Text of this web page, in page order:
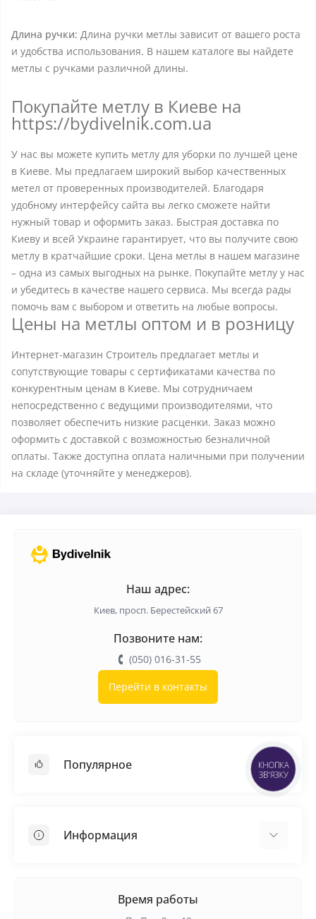
Длина ручки: Длина ручки метлы зависит от вашего роста
и удобства использования. В нашем каталоге вы найдете
метлы с ручками различной длины.
Покупайте метлу в Киеве на
https://bydivelnik.com.ua
У нас вы можете купить метлу для уборки по лучшей цене
в Киеве. Мы предлагаем широкий выбор качественных
метел от проверенных производителей. Благодаря
удобному интерфейсу сайта вы легко сможете найти
нужный товар и оформить заказ. Быстрая доставка по
Киеву и всей Украине гарантирует, что вы получите свою
метлу в кратчайшие сроки. Цена метлы в нашем магазине
– одна из самых выгодных на рынке. Покупайте метлу у нас
и убедитесь в качестве нашего сервиса. Мы всегда рады
помочь вам с выбором и ответить на любые вопросы.
Цены на метлы оптом и в розницу
Интернет-магазин Строитель предлагает метлы и
сопутствующие товары с сертификатами качества по
конкурентным ценам в Киеве. Мы сотрудничаем
непосредственно с ведущими производителями, что
позволяет обеспечить низкие расценки. Заказ можно
оформить с доставкой с возможностью безналичной
оплаты. Также доступна оплата наличными при получении
на складе (уточняйте у менеджеров).
Наш адрес:
Киев, просп. Берестейский 67
Позвоните нам:
(050) 016-31-55
Перейти в контакты
Популярное
Самовыравнивающая смесь
Информация
Время работы
КНОПКА
ЗВ'ЯЗКУ